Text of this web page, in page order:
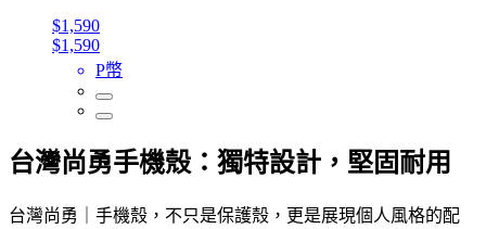
$1,590
$1,590
P幣
台灣尚勇手機殼：獨特設計，堅固耐用
台灣尚勇｜手機殼，不只是保護殼，更是展現個人風格的配